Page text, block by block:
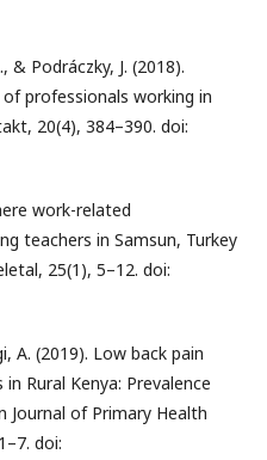
& Podráczky, J. (2018).
professionals working in
20(4), 384–390. doi:
work-related
teachers in Samsun, Turkey
25(1), 5–12. doi:
A. (2019). Low back pain
Rural Kenya: Prevalence
Journal of Primary Health
doi: